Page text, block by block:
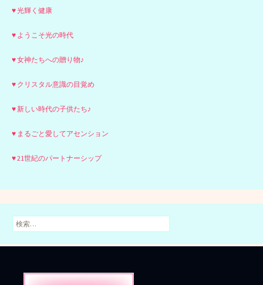
♥ 光輝く健康
♥ ようこそ光の時代
♥ 女神たちへの贈り物♪
♥ クリスタル意識の目覚め
♥ 新しい時代の子供たち♪
♥ まるごと愛してアセンション
♥ 21世紀のパートナーシップ
検
索: